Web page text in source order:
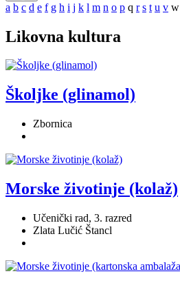
a b c d e f g h i j k l m n o p q r s t u v w
Likovna kultura
Školjke (glinamol)
Zbornica
Morske životinje (kolaž)
Učenički rad, 3. razred
Zlata Lučić Štancl